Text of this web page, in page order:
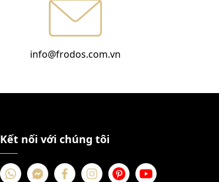
info@frodos.com.vn
Kết nối với chúng tôi